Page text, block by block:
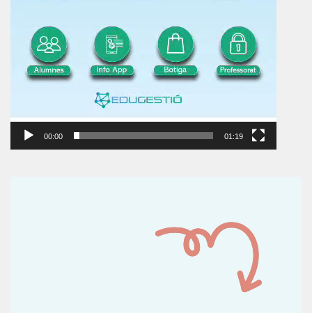
00:00 01:19